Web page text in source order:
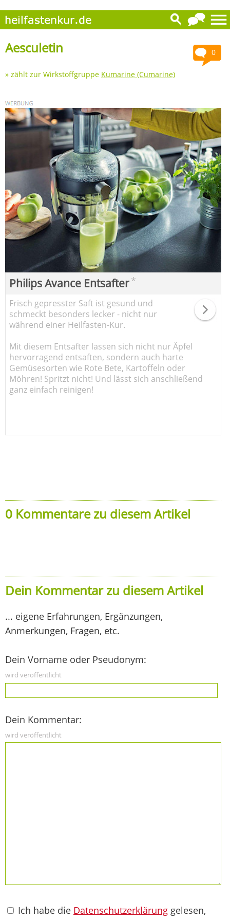
0
Aesculetin
» zählt zur Wirkstoffgruppe Kumarine (Cumarine)
Philips Avance Entsafter*
Frisch gepresster Saft ist gesund und
schmeckt besonders lecker - nicht nur
während einer Heilfasten-Kur.
Mit diesem Entsafter lassen sich nicht nur Äpfel
hervorragend entsaften, sondern auch harte
Gemüsesorten wie Rote Bete, Kartoffeln oder
Möhren! Spritzt nicht! Und lässt sich anschließend
ganz einfach reinigen!
0 Kommentare zu diesem Artikel
Dein Kommentar zu diesem Artikel
... eigene Erfahrungen, Ergänzungen,
Anmerkungen, Fragen, etc.
Dein Vorname oder Pseudonym:
wird veröffentlicht
Dein Kommentar:
wird veröffentlicht
Ich habe die Datenschutzerklärung gelesen,